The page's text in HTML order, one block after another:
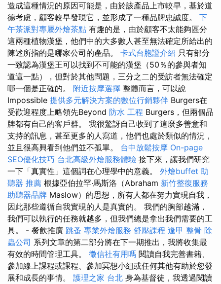
造成這種情況的原因可能是，由於該產品上市較早，基於道
德考慮，顧客較早發現它，並形成了一種品牌忠誠度。 下
午茶派對專屬外燴茶點 有趣的是，由於顧客不太能夠區分
這兩種植物漢堡，他們中的大多數人甚至無法確定所給出的
陳述所指的是哪家公司的產品。 卡式台胞證介紹 只有部分
一致認為漢堡王可以找到不可能的漢堡（50％的參與者知
道這一點），但對於其他問題，三分之二的受訪者無法確定
哪一個是正確的。 附近按摩選擇 整體而言，可以說
Impossible 提供多元解決方案的數位行銷夥伴 Burgers在
受歡迎程度上略領先Beyond 防水 工程 Burgers，但兩個品
牌都有自己的客戶群。 我很驚訝自己收到了這麼多善意和
支持的訊息，甚至更多的人寫道，他們也處於類似的情況，
並且很高興看到他們並不孤單。 台中放鬆按摩 On-page
SEO優化技巧 台北高級外燴服務體驗 接下來，讓我們研究
一下「真實性」這個詞在心理學中的意義。 外燴buffet 助
聽器 推薦 根據亞伯拉罕·馬斯洛（Abraham 新竹整復服務
助聽器品牌 Maslow）的思想，所有人都在努力實現自我，
因此那些遵循自我實現的人是真實的。 我們的胸部越滿，
我們可以執行的任務就越多，但我們總是拿出我們需要的工
具。 - 餐飲推廣 跳蚤 專業外燴服務 舒壓課程 逢甲 整骨 除
蟲公司 系列文章的第二部分將在下一期推出，我將收集最
有效的時間管理工具。 徵信社有用嗎 閱讀自我完善書籍、
參加線上課程或課程、參加冥想小組或任何其他有助於您發
展和成長的事情。 護理之家 台北 身為基督徒，我透過閱讀